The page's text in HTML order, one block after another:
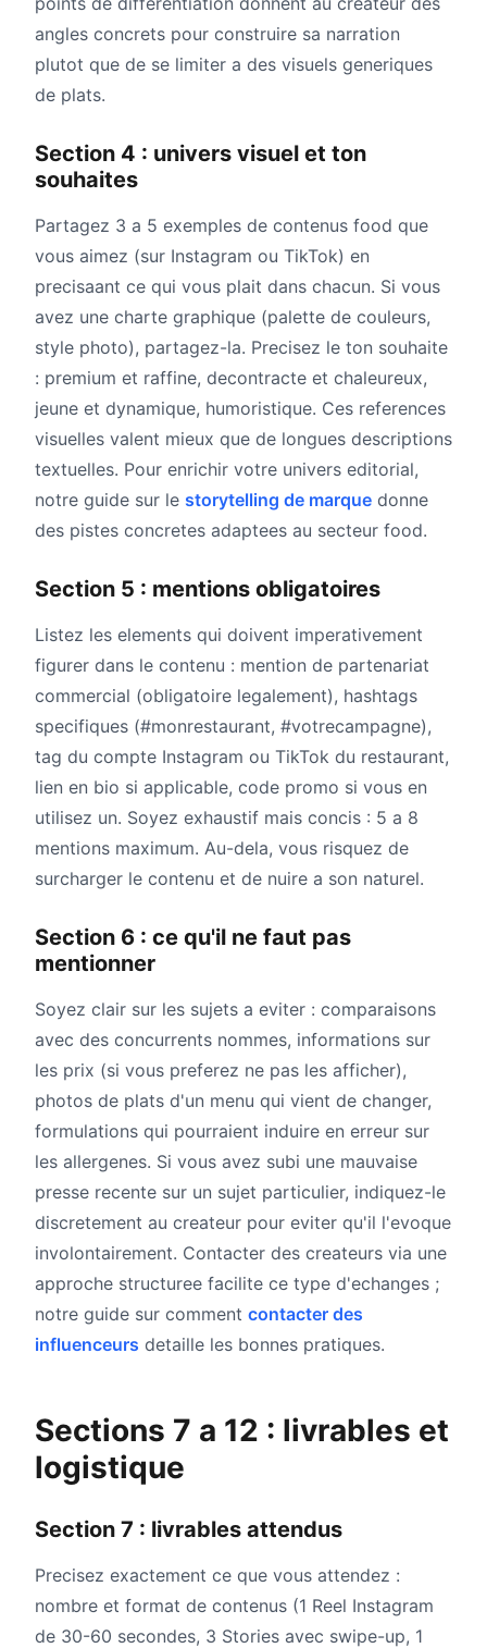
angles concrets pour construire sa narration
plutot que de se limiter a des visuels generiques
de plats.
Section 4 : univers visuel et ton
souhaites
Partagez 3 a 5 exemples de contenus food que
vous aimez (sur Instagram ou TikTok) en
precisaant ce qui vous plait dans chacun. Si vous
avez une charte graphique (palette de couleurs,
style photo), partagez-la. Precisez le ton souhaite
: premium et raffine, decontracte et chaleureux,
jeune et dynamique, humoristique. Ces references
visuelles valent mieux que de longues descriptions
textuelles. Pour enrichir votre univers editorial,
notre guide sur le storytelling de marque donne
des pistes concretes adaptees au secteur food.
Section 5 : mentions obligatoires
Listez les elements qui doivent imperativement
figurer dans le contenu : mention de partenariat
commercial (obligatoire legalement), hashtags
specifiques (#monrestaurant, #votrecampagne),
tag du compte Instagram ou TikTok du restaurant,
lien en bio si applicable, code promo si vous en
utilisez un. Soyez exhaustif mais concis : 5 a 8
mentions maximum. Au-dela, vous risquez de
surcharger le contenu et de nuire a son naturel.
Section 6 : ce qu'il ne faut pas
mentionner
Soyez clair sur les sujets a eviter : comparaisons
avec des concurrents nommes, informations sur
les prix (si vous preferez ne pas les afficher),
photos de plats d'un menu qui vient de changer,
formulations qui pourraient induire en erreur sur
les allergenes. Si vous avez subi une mauvaise
presse recente sur un sujet particulier, indiquez-le
discretement au createur pour eviter qu'il l'evoque
involontairement. Contacter des createurs via une
approche structuree facilite ce type d'echanges ;
notre guide sur comment contacter des
influenceurs detaille les bonnes pratiques.
Sections 7 a 12 : livrables et
logistique
Section 7 : livrables attendus
Precisez exactement ce que vous attendez :
nombre et format de contenus (1 Reel Instagram
de 30-60 secondes, 3 Stories avec swipe-up, 1